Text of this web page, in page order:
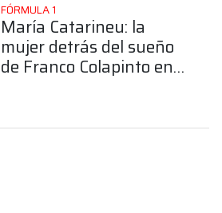
FÓRMULA 1
María Catarineu: la
mujer detrás del sueño
de Franco Colapinto en